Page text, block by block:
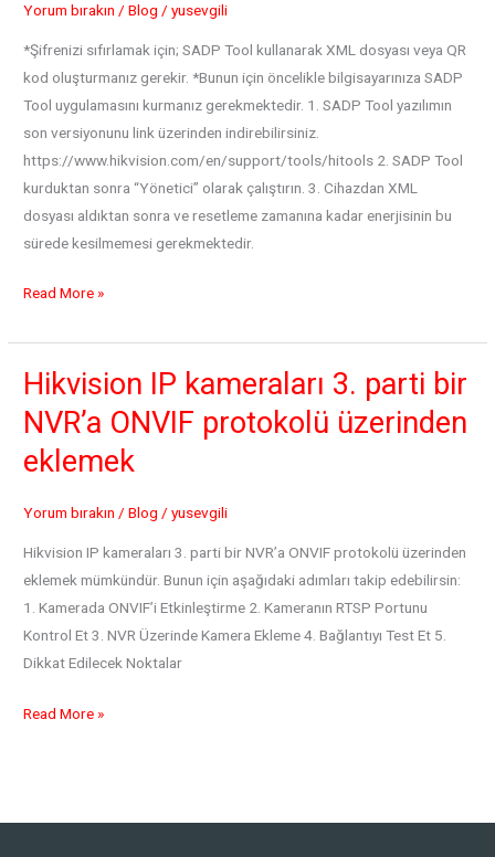
Yorum bırakın /Blog /yusevgili
*Şifrenizi sıfırlamak için; SADP Tool kullanarak XML dosyası veya QR
kod oluşturmanız gerekir. *Bunun için öncelikle bilgisayarınıza SADP
Tool uygulamasını kurmanız gerekmektedir. 1. SADP Tool yazılımın
son versiyonunu link üzerinden indirebilirsiniz.
https://www.hikvision.com/en/support/tools/hitools 2. SADP Tool
kurduktan sonra “Yönetici” olarak çalıştırın. 3. Cihazdan XML
dosyası aldıktan sonra ve resetleme zamanına kadar enerjisinin bu
sürede kesilmemesi gerekmektedir.
SADP
İLE
ŞİFRE
Read More »
Hikvision IP kameraları 3. parti bir
NVR’a ONVIF protokolü üzerinden
eklemek
Yorum bırakın /Blog /yusevgili
Hikvision IP kameraları 3. parti bir NVR’a ONVIF protokolü üzerinden
eklemek mümkündür. Bunun için aşağıdaki adımları takip edebilirsin:
1. Kamerada ONVIF’i Etkinleştirme 2. Kameranın RTSP Portunu
Kontrol Et 3. NVR Üzerinde Kamera Ekleme 4. Bağlantıyı Test Et 5.
Dikkat Edilecek Noktalar
Hikvision
parti
Read More »